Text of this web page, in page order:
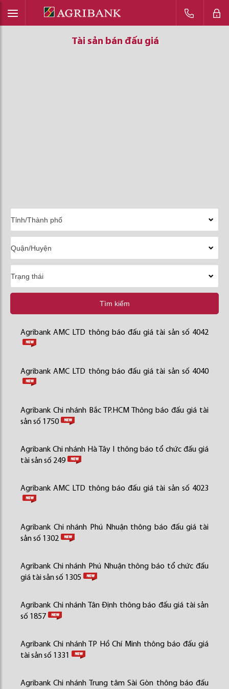
Tài sản bán đấu giá
Tài sản bán đấu giá
Tài sản bán đấu giá
Tìm kiếm
Agribank AMC LTD thông báo đấu giá tài sản số 4042
Agribank AMC LTD thông báo đấu giá tài sản số 4040
Agribank Chi nhánh Bắc TP.HCM Thông báo đấu giá tài
sản số 1750
Agribank Chi nhánh Hà Tây I thông báo tổ chức đấu giá
tài sản số 249
Agribank AMC LTD thông báo đấu giá tài sản số 4023
Agribank Chi nhánh Phú Nhuận thông báo đấu giá tài
sản số 1302
Agribank Chi nhánh Phú Nhuận thông báo tổ chức đấu
giá tài sản số 1305
Agribank Chi nhánh Tân Định thông báo đấu giá tài sản
số 1857
Agribank Chi nhánh TP Hồ Chí Minh thông báo đấu giá
tài sản số 1331
Agribank Chi nhánh Trung tâm Sài Gòn thông báo đấu